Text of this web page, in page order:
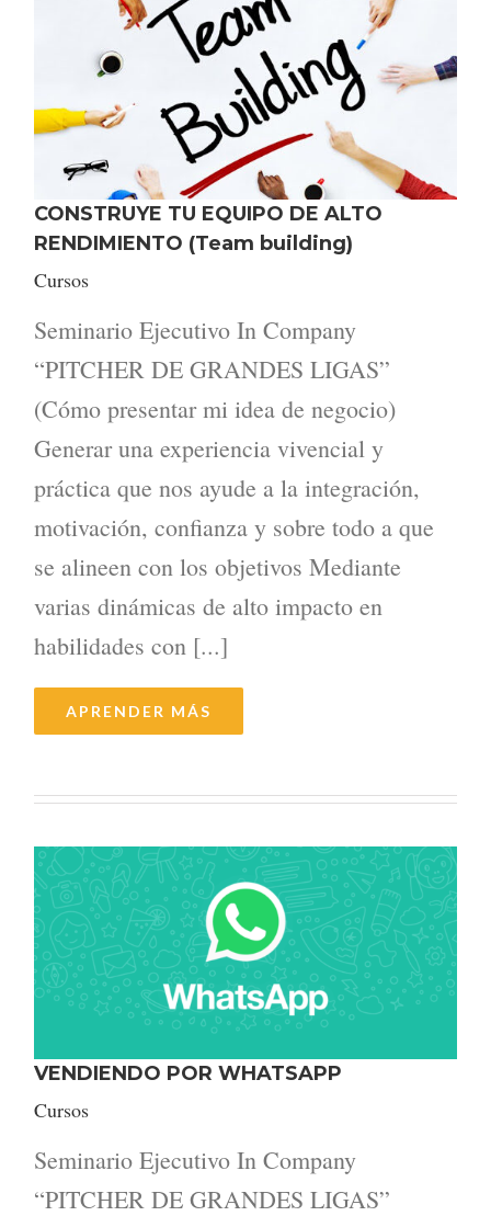
CONSTRUYE TU EQUIPO DE ALTO
RENDIMIENTO (Team building)
Cursos
Seminario Ejecutivo In Company
“PITCHER DE GRANDES LIGAS”
(Cómo presentar mi idea de negocio)
Generar una experiencia vivencial y
práctica que nos ayude a la integración,
motivación, confianza y sobre todo a que
se alineen con los objetivos Mediante
varias dinámicas de alto impacto en
habilidades con [...]
APRENDER MÁS
VENDIENDO POR WHATSAPP
Cursos
Seminario Ejecutivo In Company
“PITCHER DE GRANDES LIGAS”